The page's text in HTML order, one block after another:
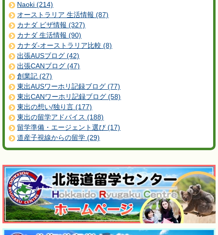
Naoki (214)
オーストラリア 生活情報 (87)
カナダ ビザ情報 (327)
カナダ 生活情報 (90)
カナダ-オーストラリア比較 (8)
出張AUSブログ (42)
出張CANブログ (47)
創業記 (27)
東出AUSワーホリ記録ブログ (77)
東出CANワーホリ記録ブログ (58)
東出の想い/独り言 (177)
東出の留学アドバイス (188)
留学準備・エージェント選び (17)
道産子視線からの留学 (29)